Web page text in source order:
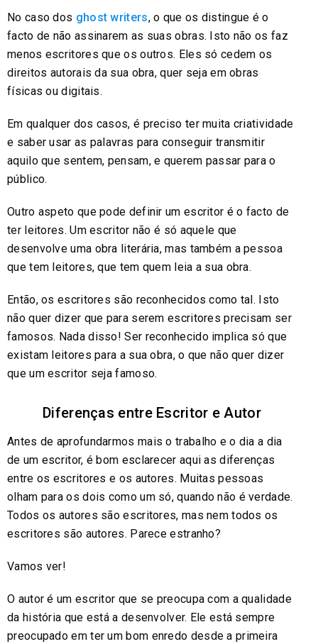
No caso dos ghost writers, o que os distingue é o
facto de não assinarem as suas obras. Isto não os faz
menos escritores que os outros. Eles só cedem os
direitos autorais da sua obra, quer seja em obras
físicas ou digitais.
Em qualquer dos casos, é preciso ter muita criatividade
e saber usar as palavras para conseguir transmitir
aquilo que sentem, pensam, e querem passar para o
público.
Outro aspeto que pode definir um escritor é o facto de
ter leitores. Um escritor não é só aquele que
desenvolve uma obra literária, mas também a pessoa
que tem leitores, que tem quem leia a sua obra.
Então, os escritores são reconhecidos como tal. Isto
não quer dizer que para serem escritores precisam ser
famosos. Nada disso! Ser reconhecido implica só que
existam leitores para a sua obra, o que não quer dizer
que um escritor seja famoso.
Diferenças entre Escritor e Autor
Antes de aprofundarmos mais o trabalho e o dia a dia
de um escritor, é bom esclarecer aqui as diferenças
entre os escritores e os autores. Muitas pessoas
olham para os dois como um só, quando não é verdade.
Todos os autores são escritores, mas nem todos os
escritores são autores. Parece estranho?
Vamos ver!
O autor é um escritor que se preocupa com a qualidade
da história que está a desenvolver. Ele está sempre
preocupado em ter um bom enredo desde a primeira